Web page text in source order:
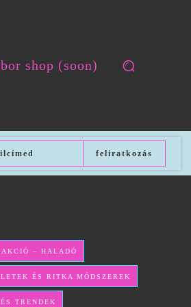
shop (soon)
feliratkozás
– HALADÓ
ÉS RITKA MÓDSZEREK
TRENDEK